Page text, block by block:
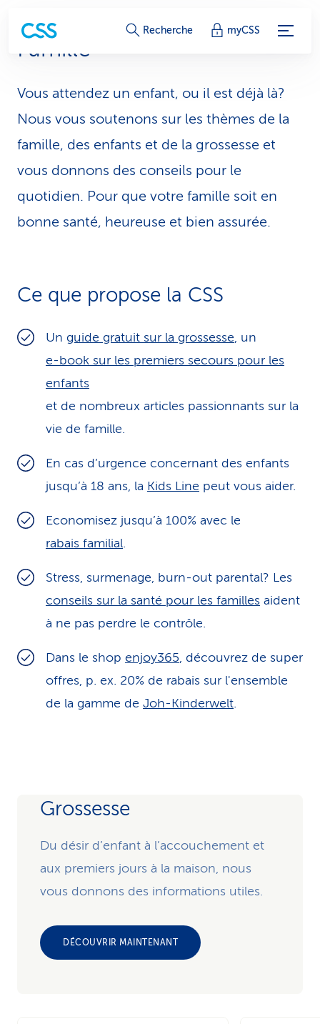
L
e
n
s
d
e
s
r
i
c
Recherche myCSS
Famille
Vous attendez un enfant, ou il est déjà là?
Nous vous soutenons sur les thèmes de la
famille, des enfants et de la grossesse et
vous donnons des conseils pour le
quotidien. Pour que votre famille soit en
bonne santé, heureuse et bien assurée.
Ce que propose la CSS
Un guide gratuit sur la grossesse, un
e-book sur les premiers secours pour les
enfants
et de nombreux articles passionnants sur la
vie de famille.
En cas d’urgence concernant des enfants
jusqu’à 18 ans, la Kids Line peut vous aider.
Economisez jusqu’à 100% avec le
rabais familial.
Stress, surmenage, burn-out parental? Les
conseils sur la santé pour les familles aident
à ne pas perdre le contrôle.
Dans le shop enjoy365, découvrez de super
offres, p. ex. 20% de rabais sur l'ensemble
de la gamme de Joh-Kinderwelt.
Grossesse
Du désir d’enfant à l’accouchement et
aux premiers jours à la maison, nous
vous donnons des informations utiles.
DÉCOUVRIR MAINTENANT